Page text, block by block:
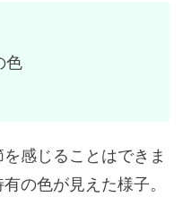
色
感じることはできま
の色が見えた様子。